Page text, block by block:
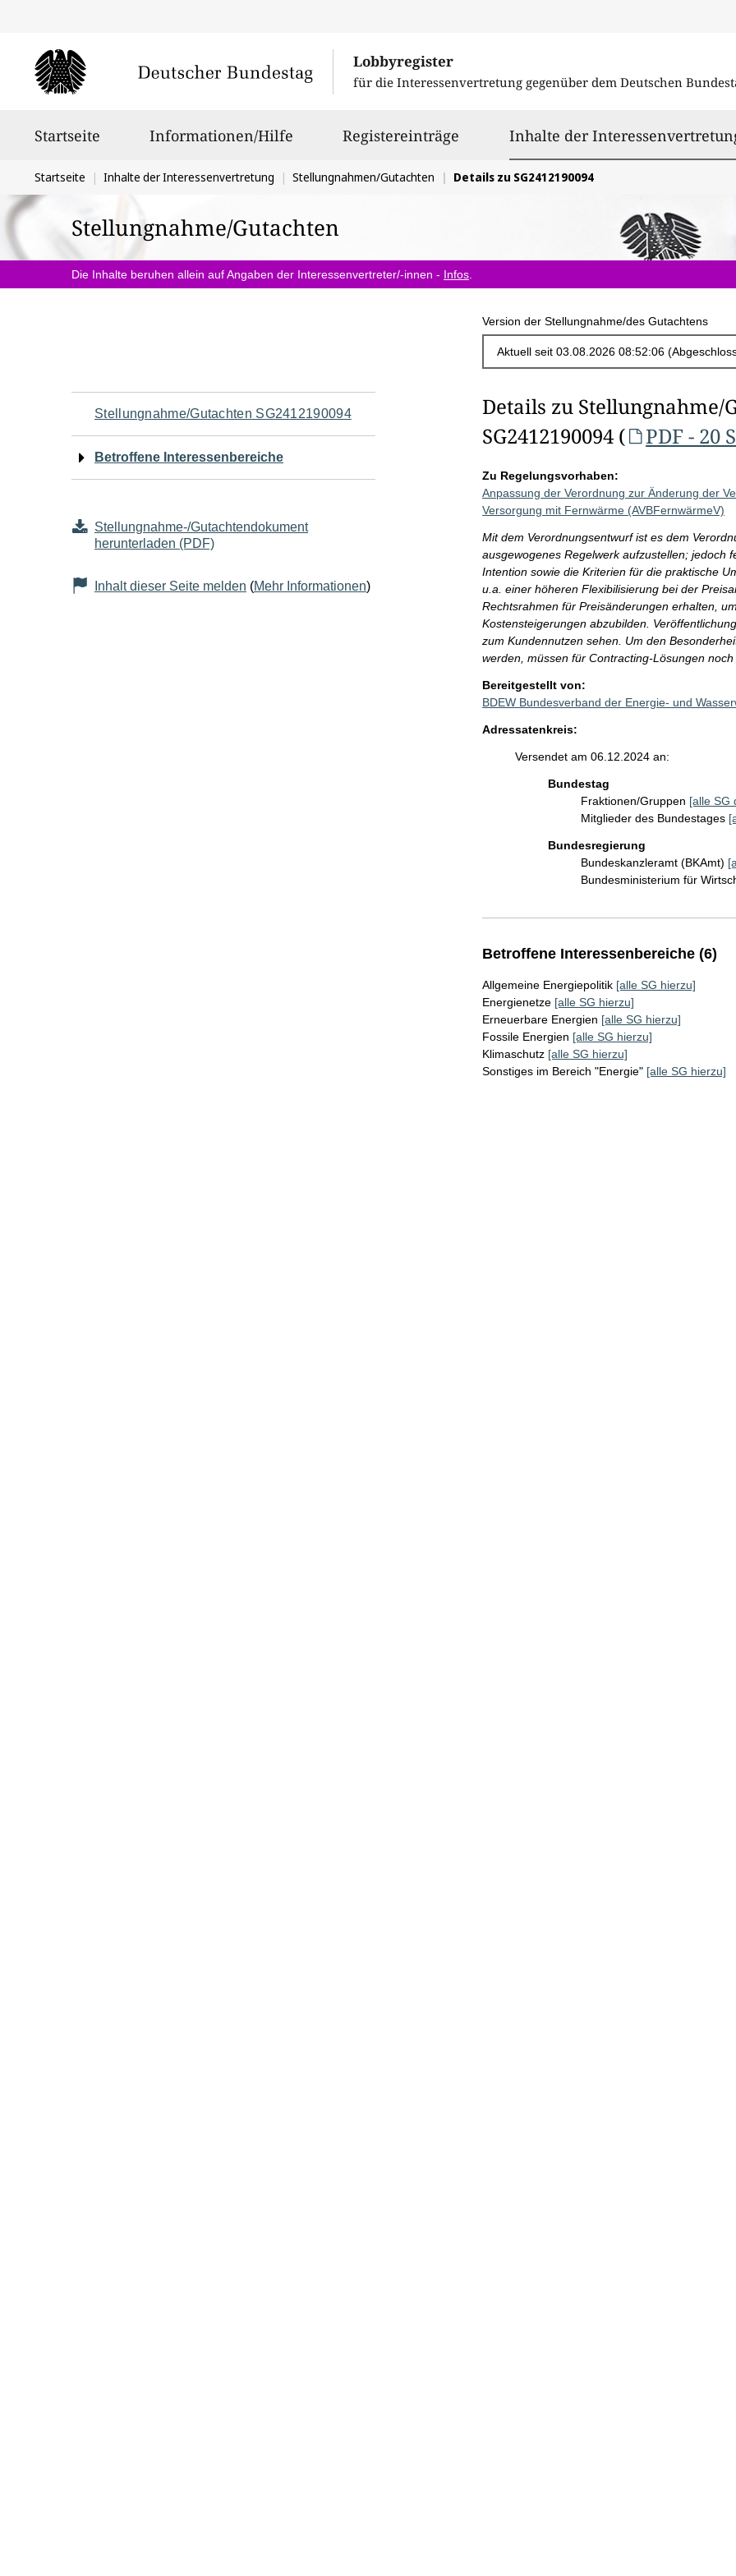
Lobbyregister
für die Interessenvertretung gegenüber dem Deutschen
Startseite Informationen/Hilfe Registereinträge Inhalte der
Sie
befinden
sich
hier:
Startseite Inhalte der Interessenvertretung Stellungnahmen/Gutachten Details zu SG2412190094
Stellungnahme/Gutachten
Die Inhalte beruhen allein auf Angaben der Interessenvertreter/-innen - Infos
Version der Stellungnahme/des Gutachtens
Navigation
für
Seiteninhalt
Stellungnahme/Gutachten SG2412190094
Betroffene Interessenbereiche
Stellungnahme-/Gutachtendokument
herunterladen (PDF)
Inhalt dieser Seite melden (Mehr Informationen)
Details zu Stellungnahme/
SG2412190094 (
PDF - 20
Zu Regelungsvorhaben:
Anpassung der Verordnung zur Änderung der
Versorgung mit Fernwärme (AVBFernwärmeV)
Mit dem Verordnungsentwurf ist es dem
ausgewogenes Regelwerk aufzustellen; jedoch
Intention sowie die Kriterien für die praktische
u.a. einer höheren Flexibilisierung bei der
Rechtsrahmen für Preisänderungen erhalten,
Kostensteigerungen abzubilden.
zum Kundennutzen sehen. Um den
werden, müssen für Contracting-Lösungen
Bereitgestellt von:
BDEW Bundesverband der Energie- und
Adressatenkreis:
Versendet am 06.12.2024 an:
Bundestag
Fraktionen/Gruppen [alle SG
Mitglieder des Bundestages
Bundesregierung
Bundeskanzleramt (BKAmt)
Bundesministerium für
Betroffene Interessenbereiche (6)
Allgemeine Energiepolitik [alle SG hierzu]
Energienetze [alle SG hierzu]
Erneuerbare Energien [alle SG hierzu]
Fossile Energien [alle SG hierzu]
Klimaschutz [alle SG hierzu]
Sonstiges im Bereich "Energie" [alle SG hierzu]